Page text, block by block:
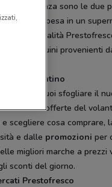
convenienza sono le due
a fare la spesa in un
due qualità
e genuini provenienti
il volantino
settimane puoi sfogliare il
. Con le offerte del
scegliere cosa comprare,
e dalle promozioni per
migliori marche a prezzi
sconti del giorno.
Prestofresco